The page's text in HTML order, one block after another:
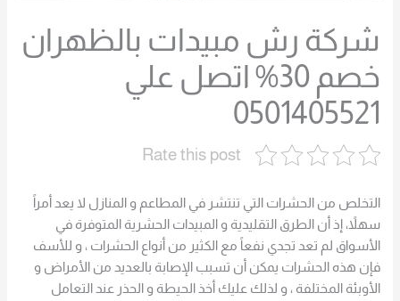
شركة رش مبيدات بالظهران
خصم 30% اتصل علي
0501405521
Rate this post
التخلص من الحشرات التي تنتشر في المطاعم و المنازل لا يعد أمراً
سهلاً، إذ أن الطرق التقليدية و المبيدات الحشرية المتوفرة في
الأسواق لم تعد تجدي نفعاً مع الكثير من أنواع الحشرات ، و للأسف
فإن هذه الحشرات يمكن أن تسبب الإصابة بالعديد من الأمراض و
الأوبئة المختلفة ، و لذلك عليك أخذ الحيطة و الحذر عند التعامل